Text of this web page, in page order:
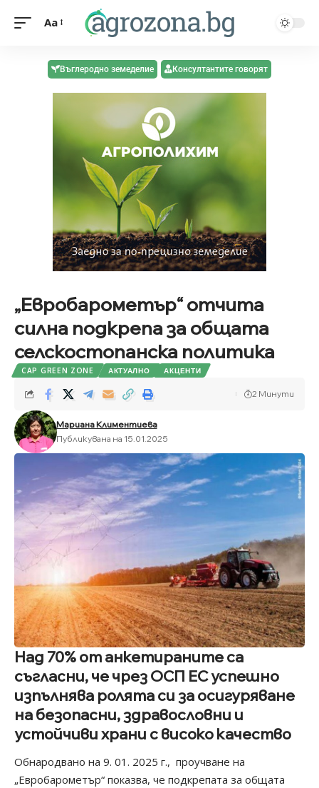
Aa
Въглеродно земеделие Консултантите говорят
„Евробарометър“ отчита
силна подкрепа за общата
селскостопанска политика
CAP GREEN ZONE АКТУАЛНО АКЦЕНТИ
Мариана Климентиева
Публикувана на 15.01.2025
2 Минути
Над 70% от анкетираните са
съгласни, че чрез ОСП ЕС успешно
изпълнява ролята си за осигуряване
на безопасни, здравословни и
устойчиви храни с високо качество
Обнародвано на 9. 01. 2025 г., проучване на
„Евробарометър“ показва, че подкрепата за общата